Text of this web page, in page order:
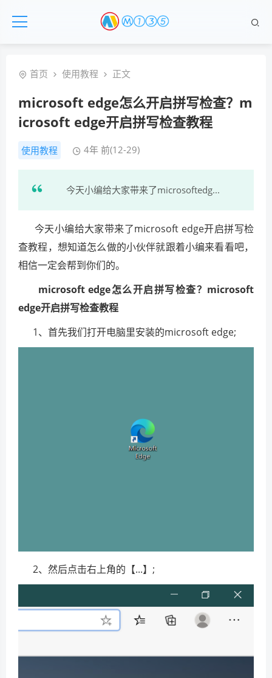
首页 使用教程 正文
microsoft edge怎么开启拼写检查？m
icrosoft edge开启拼写检查教程
使用教程 4年 前(12-29)
今天小编给大家带来了microsoftedg...
今天小编给大家带来了microsoft edge开启拼写检
查教程，想知道怎么做的小伙伴就跟着小编来看看吧，
相信一定会帮到你们的。
microsoft edge怎么开启拼写检查？microsoft
edge开启拼写检查教程
1、首先我们打开电脑里安装的microsoft edge;
2、然后点击右上角的【...】;